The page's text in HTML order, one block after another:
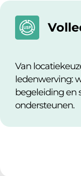
Van
ledenwerving:
begeleiding en
ondersteunen.